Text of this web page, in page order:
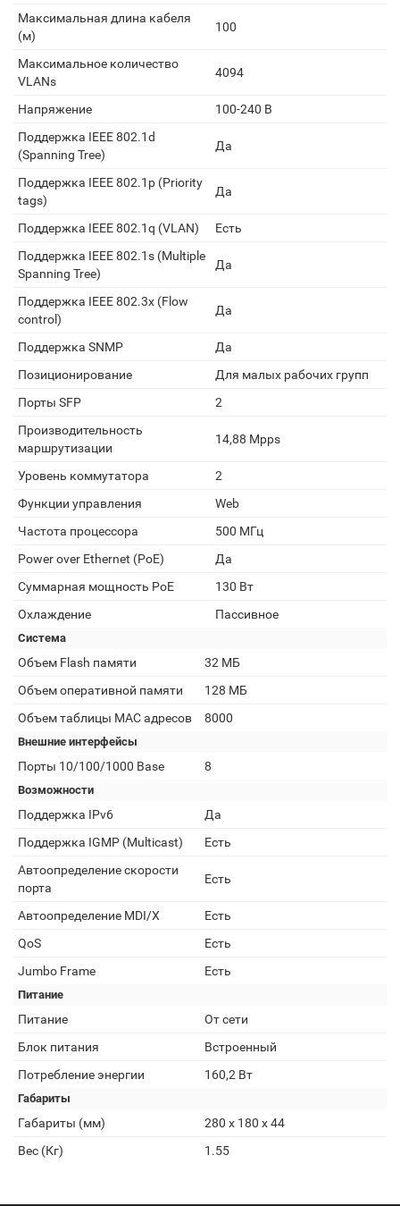
Максимальная длина кабеля
(м)
100
Максимальное количество
VLANs
4094
Напряжение
100-240 В
Поддержка IEEE 802.1d
(Spanning Tree)
Да
Поддержка IEEE 802.1p (Priority
tags)
Да
Поддержка IEEE 802.1q (VLAN)
Есть
Поддержка IEEE 802.1s (Multiple
Spanning Tree)
Да
Поддержка IEEE 802.3x (Flow
control)
Да
Поддержка SNMP
Да
Позиционирование
Для малых рабочих групп
Порты SFP
2
Производительность
маршрутизации
14,88 Mpps
Уровень коммутатора
2
Функции управления
Web
Частота процессора
500 МГц
Power over Ethernet (PoE)
Да
Суммарная мощность PoE
130 Вт
Охлаждение
Пассивное
Система
Объем Flash памяти
32 МБ
Объем оперативной памяти
128 МБ
Объем таблицы MAC адресов
8000
Внешние интерфейсы
Порты 10/100/1000 Base 8
Возможности
Поддержка IPv6
Да
Поддержка IGMP (Multicast)
Есть
Автоопределение скорости
порта
Есть
Автоопределение MDI/X
Есть
QoS
Есть
Jumbo Frame
Есть
Питание
Питание
От сети
Блок питания
Встроенный
Потребление энергии
160,2 Вт
Габариты
Габариты (мм)
280 х 180 х 44
Вес (Кг)
1.55